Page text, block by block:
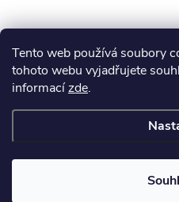
Tento web používá soubory
tohoto webu vyjadřujete
informacízde.